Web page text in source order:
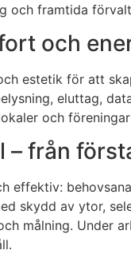
och framtida
och
estetik för att
eluttag,
och
– från
effektiv:
skydd av ytor,
målning. Under